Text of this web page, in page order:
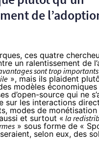
de
ces quatre
un ralentissement de
sont trop
», mais ils plaident
modèles économiques
d’open-source qui ne
sur les interactions
modes de monétisation
et surtout « la
» sous forme de «
selon eux, des